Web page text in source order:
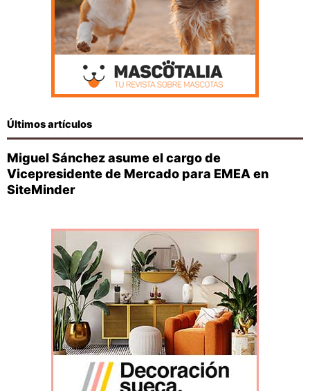
Últimos artículos
Miguel Sánchez asume el cargo de
Vicepresidente de Mercado para EMEA en
SiteMinder